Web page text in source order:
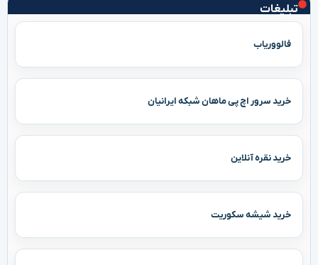
تبلیغات
فالووریاب
خرید سرور اچ پی ماهان شبکه ایرانیان
خرید نقره آنلاین
خرید شیشه سکوریت